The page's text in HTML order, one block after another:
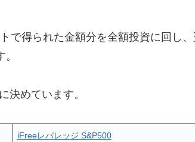
で得られた金額分を全額投資に回し
決めています。
iFreeレバレッジ S&P500